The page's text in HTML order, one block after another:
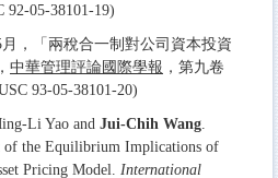
92-05-38101-19)
月，「兩稅合一制對公司資本投資
中華管理評論國際學報 ，第九卷
93-05-38101-20)
Li Yao and Jui-Chih Wang.
of the Equilibrium Implications of
Pricing Model. International